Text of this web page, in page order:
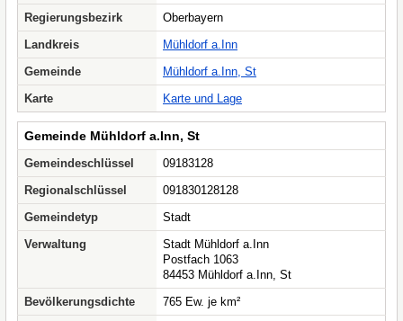
Regierungsbezirk
Oberbayern
Landkreis
Mühldorf a.Inn
Gemeinde
Mühldorf a.Inn, St
Karte
Karte und Lage
Gemeinde Mühldorf a.Inn, St
Gemeindeschlüssel
09183128
Regionalschlüssel
091830128128
Gemeindetyp
Stadt
Verwaltung
Stadt Mühldorf a.Inn
Postfach 1063
84453 Mühldorf a.Inn, St
Bevölkerungsdichte
765 Ew. je km²